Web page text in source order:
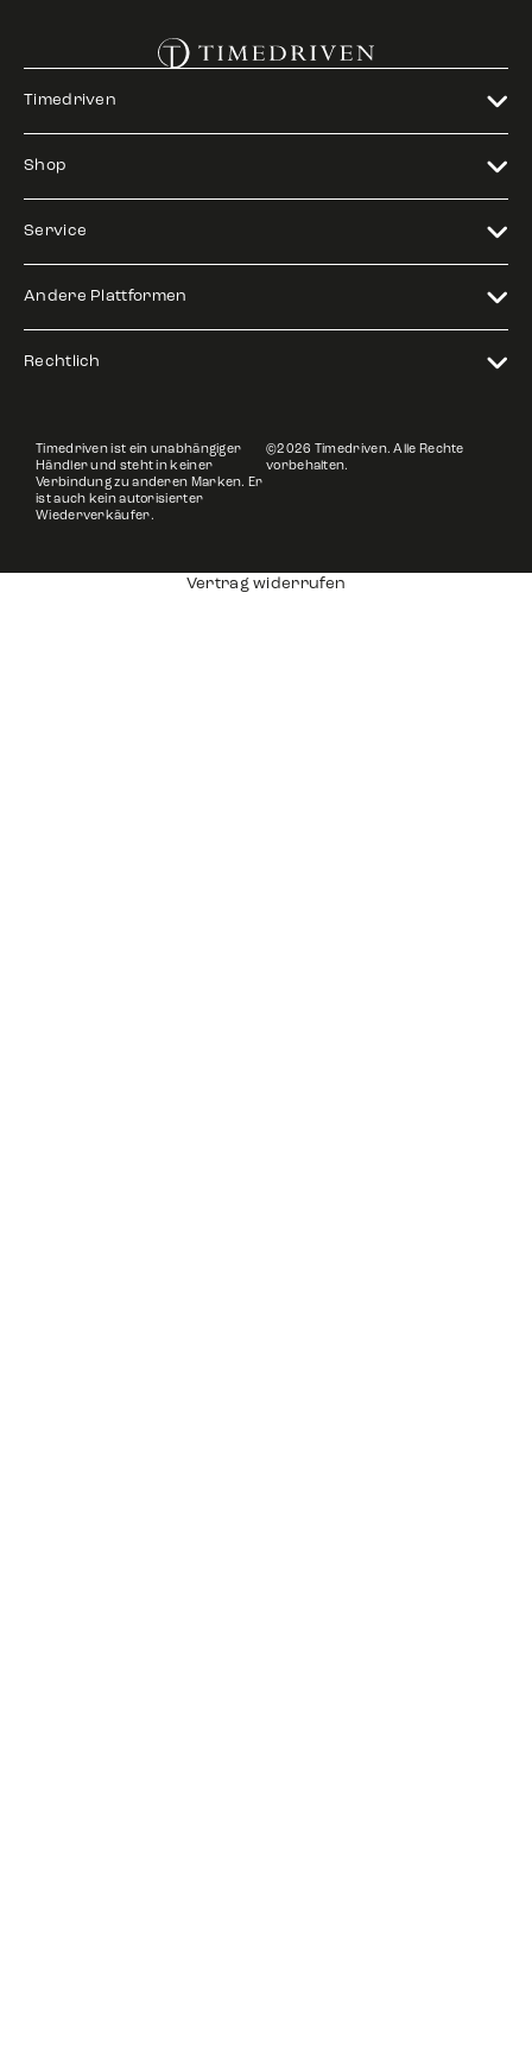
Timedriven
Shop
Service
Andere Plattformen
Rechtlich
Timedriven ist ein unabhängiger
Händler und steht in keiner
Verbindung zu anderen Marken. Er
ist auch kein autorisierter
Wiederverkäufer.
©2026 Timedriven. Alle Rechte
vorbehalten.
Vertrag widerrufen